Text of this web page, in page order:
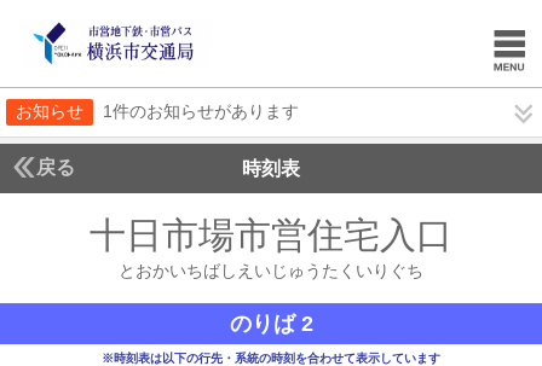
お知らせ 1件のお知らせがあります
戻る 時刻表
十日市場市営住宅入口
とおかいちばしえいじゅうたくいりぐち
のりば 2
※時刻表は以下の行先・系統の時刻を合わせて表示しています